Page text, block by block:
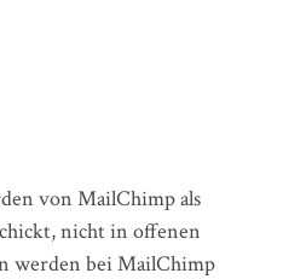
von MailChimp als
nicht in offenen
werden bei MailChimp